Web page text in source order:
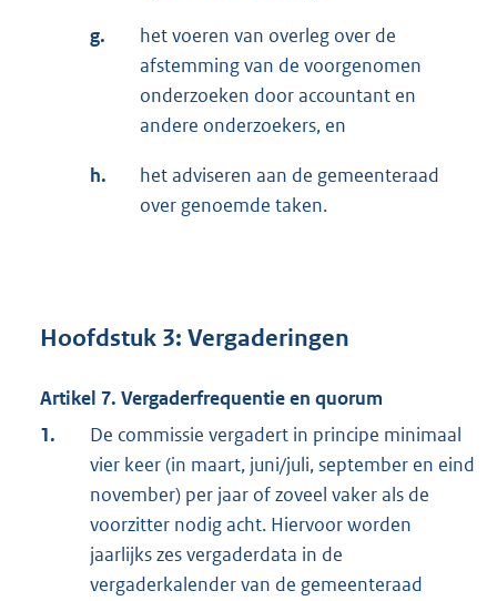
g.
het voeren van overleg over de
afstemming van de voorgenomen
onderzoeken door accountant en
andere onderzoekers, en
h.
het adviseren aan de gemeenteraad
over genoemde taken.
Hoofdstuk 3: Vergaderingen
Artikel 7. Vergaderfrequentie en quorum
1.
De commissie vergadert in principe minimaal
vier keer (in maart, juni/juli, september en eind
november) per jaar of zoveel vaker als de
voorzitter nodig acht. Hiervoor worden
jaarlijks zes vergaderdata in de
vergaderkalender van de gemeenteraad